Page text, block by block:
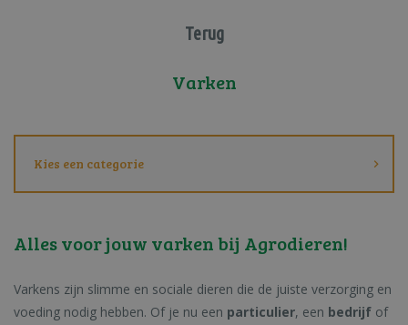
Terug
Varken
Kies een categorie
Alles voor jouw varken bij Agrodieren!
Varkens zijn slimme en sociale dieren die de juiste verzorging en
voeding nodig hebben. Of je nu een particulier, een bedrijf of